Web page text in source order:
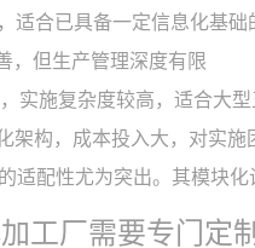
适合已具备一定信息化基础
，但生产管理深度有限
实施复杂度较高，适合大型
架构，成本投入大，对实施
适配性尤为突出。其模块
工厂需要专门定